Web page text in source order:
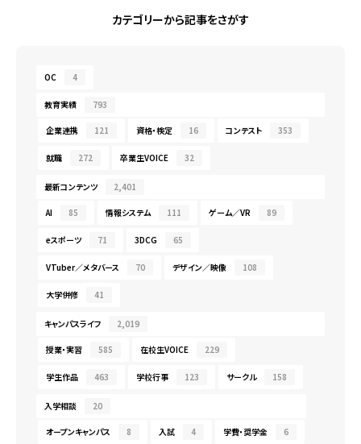
カテゴリーから記事をさがす
OC 4
教育実績 793
企業連携 121 資格・検定 16 コンテスト 353
就職 272 卒業生VOICE 32
最新コンテンツ 2,401
AI 85 情報システム 111 ゲーム／VR 89
eスポーツ 71 3DCG 65
VTuber／メタバース 70 デザイン／映像 108
大学併修 41
キャンパスライフ 2,019
授業・実習 585 在校生VOICE 229
学生作品 463 学校行事 123 サークル 158
入学相談 20
オープンキャンパス 8 入試 4 学費・奨学金 6